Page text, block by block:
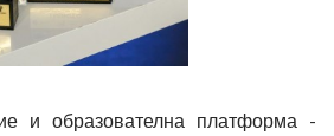
и образователна платформа -